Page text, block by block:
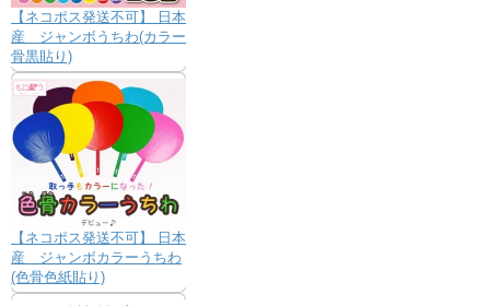
【ネコポス発送不可】 日本
産 ジャンボうちわ(カラー
骨黒貼り)
【ネコポス発送不可】 日本
産 ジャンボカラーうちわ
(色骨色紙貼り)